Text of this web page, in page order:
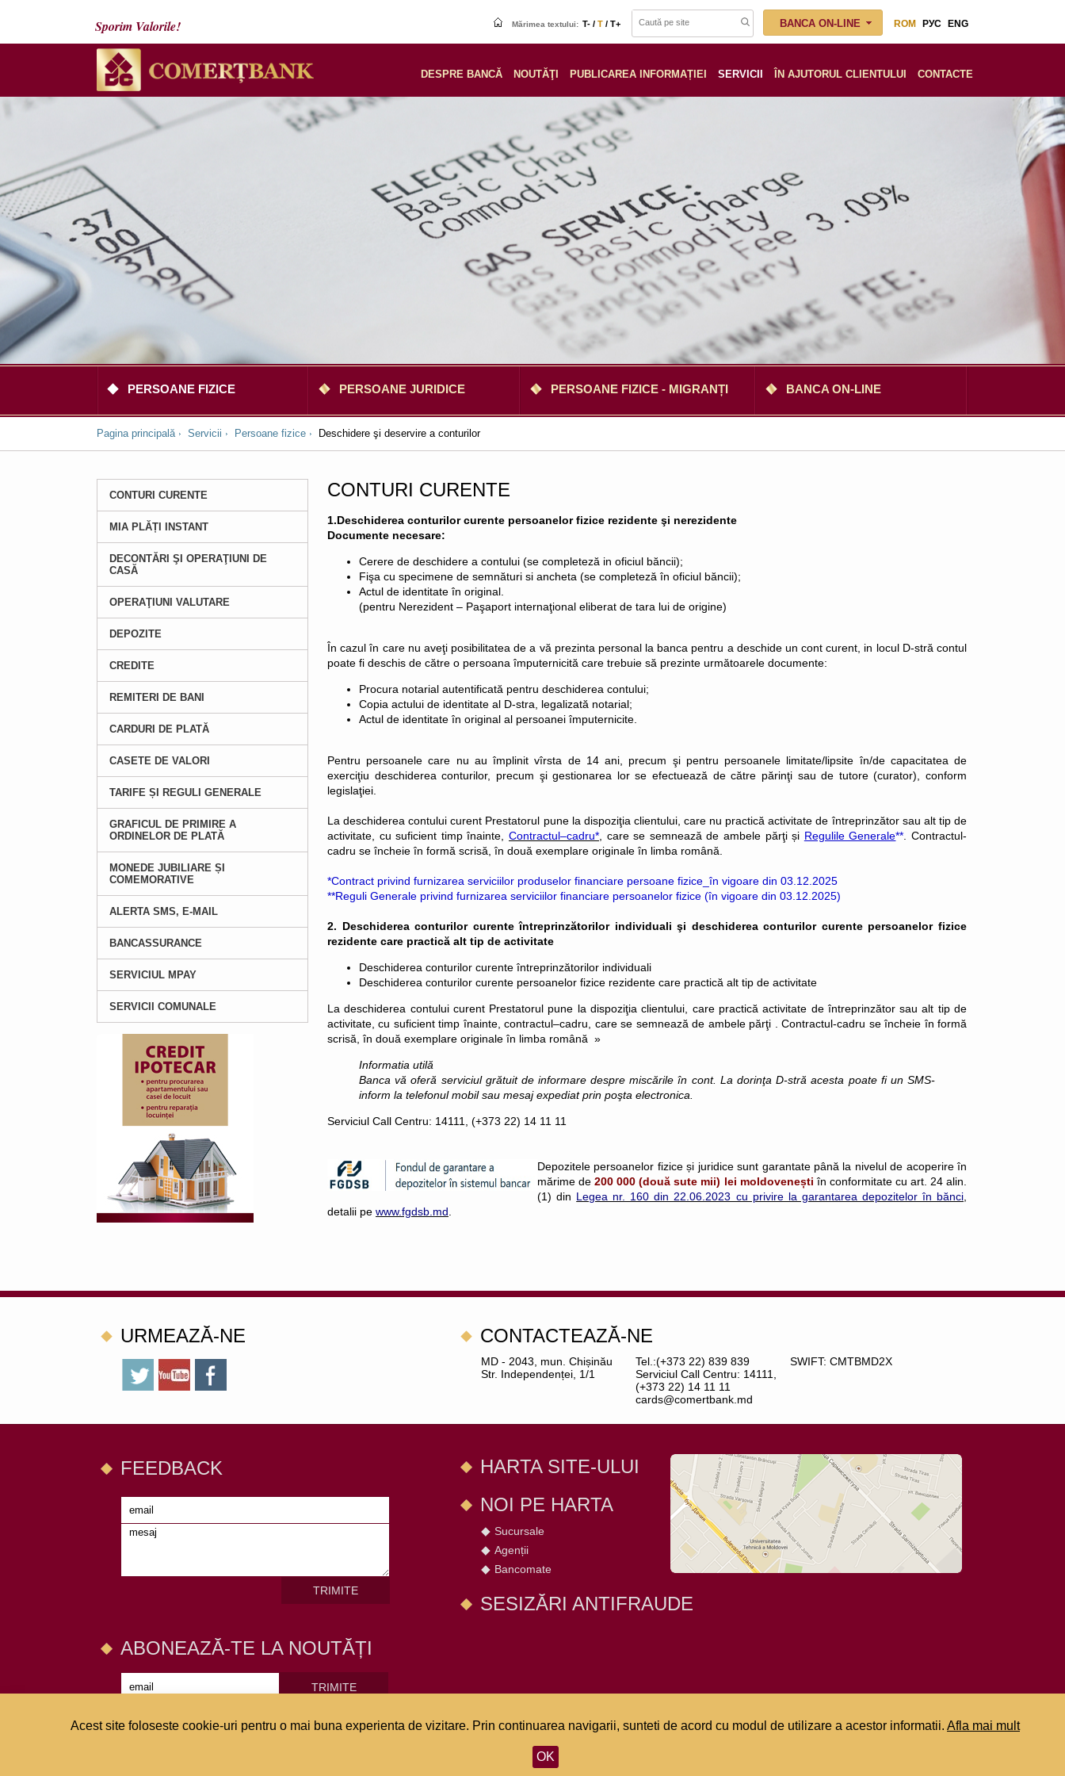
Acest site foloseste cookie-uri pentru o mai buna experienta de vizitare. Prin continuarea navigarii, sunteti de acord cu modul de utilizare a acestor informatii. Afla mai mult
OK
Sporim Valorile! Mărimea textului: T- / T / T+ BANCA ON-LINE ROM РУС ENG
DESPRE BANCĂ NOUTĂŢI PUBLICAREA INFORMAȚIEI SERVICII ÎN AJUTORUL CLIENTULUI СONTACTE
PERSOANE FIZICE PERSOANE JURIDICE PERSOANE FIZICE - MIGRANȚI BANCA ON-LINE
Pagina principală Servicii Persoane fizice Deschidere şi deservire a conturilor
CONTURI CURENTE
MIA PLĂȚI INSTANT
DECONTĂRI ŞI OPERAŢIUNI DE
CASĂ
OPERAŢIUNI VALUTARE
DEPOZITE
CREDITE
REMITERI DE BANI
CARDURI DE PLATĂ
CASETE DE VALORI
TARIFE ȘI REGULI GENERALE
GRAFICUL DE PRIMIRE A
ORDINELOR DE PLATĂ
MONEDE JUBILIARE ȘI
COMEMORATIVE
ALERTA SMS, E-MAIL
BANCASSURANCE
SERVICIUL MPAY
SERVICII COMUNALE
CONTURI CURENTE
1.Deschiderea conturilor curente persoanelor fizice rezidente şi nerezidente
Documente necesare:
Cerere de deschidere a contului (se completeză in oficiul băncii);
Fişa cu specimene de semnături si ancheta (se completeză în oficiul băncii);
Actul de identitate în original.
(pentru Nerezident – Paşaport internaţional eliberat de tara lui de origine)
În cazul în care nu aveţi posibilitatea de a vă prezinta personal la banca pentru a deschide un cont curent, in locul D-stră contul
poate fi deschis de către o persoana împuternicită care trebuie să prezinte următoarele documente:
Procura notarial autentificată pentru deschiderea contului;
Copia actului de identitate al D-stra, legalizată notarial;
Actul de identitate în original al persoanei împuternicite.
Pentru persoanele care nu au împlinit vîrsta de 14 ani, precum şi pentru persoanele limitate/lipsite în/de capacitatea de
exerciţiu deschiderea conturilor, precum şi gestionarea lor se efectuează de către părinţi sau de tutore (curator), conform
legislaţiei.
La deschiderea contului curent Prestatorul pune la dispoziţia clientului, care nu practică activitate de întreprinzător sau alt tip de
activitate, cu suficient timp înainte, Contractul–cadru* , care se semnează de ambele părţi și Regulile Generale** . Contractul-
cadru se încheie în formă scrisă, în două exemplare originale în limba română.
*Contract privind furnizarea serviciilor produselor financiare persoane fizice_în vigoare din 03.12.2025
**Reguli Generale privind furnizarea serviciilor financiare persoanelor fizice (în vigoare din 03.12.2025)
2. Deschiderea conturilor curente întreprinzătorilor individuali şi deschiderea conturilor curente persoanelor fizice
rezidente care practică alt tip de activitate
Deschiderea conturilor curente întreprinzătorilor individuali
Deschiderea conturilor curente persoanelor fizice rezidente care practică alt tip de activitate
La deschiderea contului curent Prestatorul pune la dispoziţia clientului, care practică activitate de întreprinzător sau alt tip de
activitate, cu suficient timp înainte, contractul–cadru, care se semnează de ambele părţi . Contractul-cadru se încheie în formă
scrisă, în două exemplare originale în limba română »
Informatia utilă
Banca vă oferă serviciul grătuit de informare despre miscările în cont. La dorinţa D-stră acesta poate fi un SMS-
inform la telefonul mobil sau mesaj expediat prin poşta electronica.
Serviciul Call Centru: 14111, (+373 22) 14 11 11
Depozitele persoanelor fizice și juridice sunt garantate până la nivelul de acoperire în
mărime de200 000 (două sute mii) lei moldovenești în conformitate cu art. 24 alin.
(1) din Legea nr. 160 din 22.06.2023 cu privire la garantarea depozitelor în bănci
detalii pe www.fgdsb.md
URMEAZĂ-NE CONTACTEAZĂ-NE
MD - 2043, mun. Chișinău
Str. Independenței, 1/1
Tel.:(+373 22) 839 839
Serviciul Call Centru: 14111,
(+373 22) 14 11 11
cards@comertbank.md
SWIFT: CMTBMD2X
FEEDBACK
TRIMITE
ABONEAZĂ-TE LA NOUTĂȚI
TRIMITE
HARTA SITE-ULUI
NOI PE HARTA
Sucursale
Agenții
Bancomate
SESIZĂRI ANTIFRAUDE